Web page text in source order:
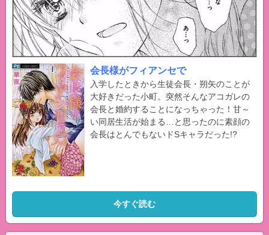
会長様がフィアンセで
入学したときから生徒会長・朔矢のことが
大好きだった小町。突然そんなアコガレの
会長と婚約することになっちゃった！甘～
い同居生活が始まる…と思ったのに素顔の
会長はとんでもないドSキャラだった!?
今すぐ読む